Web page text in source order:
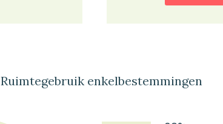
Ruimtegebruik enkelbestemmingen